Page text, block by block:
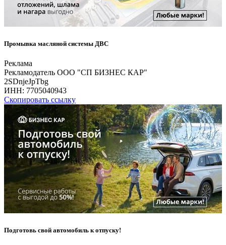
Промывка масляной системы ДВС
Реклама
Рекламодатель ООО "СП БИЗНЕС КАР"
2SDnjeJpTbg
ИНН: 7705040943
Скопировать ссылку
Подготовь свой автомобиль к отпуску!